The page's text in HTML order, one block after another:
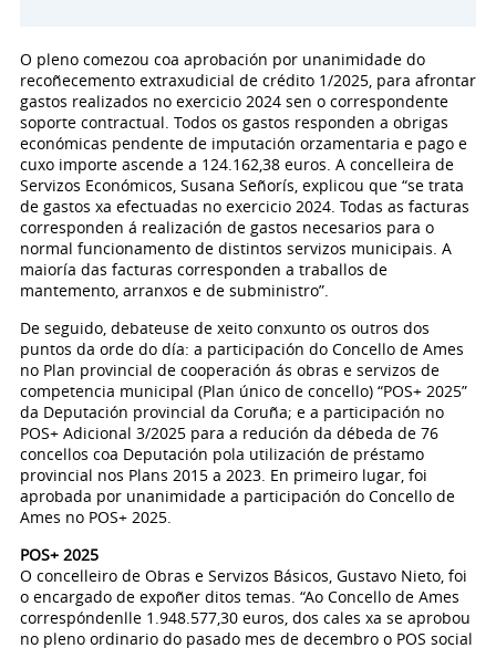
O pleno comezou coa aprobación por unanimidade do
recoñecemento extraxudicial de crédito 1/2025, para afrontar
gastos realizados no exercicio 2024 sen o correspondente
soporte contractual. Todos os gastos responden a obrigas
económicas pendente de imputación orzamentaria e pago e
cuxo importe ascende a 124.162,38 euros. A concelleira de
Servizos Económicos, Susana Señorís, explicou que “se trata
de gastos xa efectuadas no exercicio 2024. Todas as facturas
corresponden á realización de gastos necesarios para o
normal funcionamento de distintos servizos municipais. A
maioría das facturas corresponden a traballos de
mantemento, arranxos e de subministro”.
De seguido, debateuse de xeito conxunto os outros dos
puntos da orde do día: a participación do Concello de Ames
no Plan provincial de cooperación ás obras e servizos de
competencia municipal (Plan único de concello) “POS+ 2025”
da Deputación provincial da Coruña; e a participación no
POS+ Adicional 3/2025 para a redución da débeda de 76
concellos coa Deputación pola utilización de préstamo
provincial nos Plans 2015 a 2023. En primeiro lugar, foi
aprobada por unanimidade a participación do Concello de
Ames no POS+ 2025.
POS+ 2025
O concelleiro de Obras e Servizos Básicos, Gustavo Nieto, foi
o encargado de expoñer ditos temas. “Ao Concello de Ames
correspóndenlle 1.948.577,30 euros, dos cales xa se aprobou
no pleno ordinario do pasado mes de decembro o POS social